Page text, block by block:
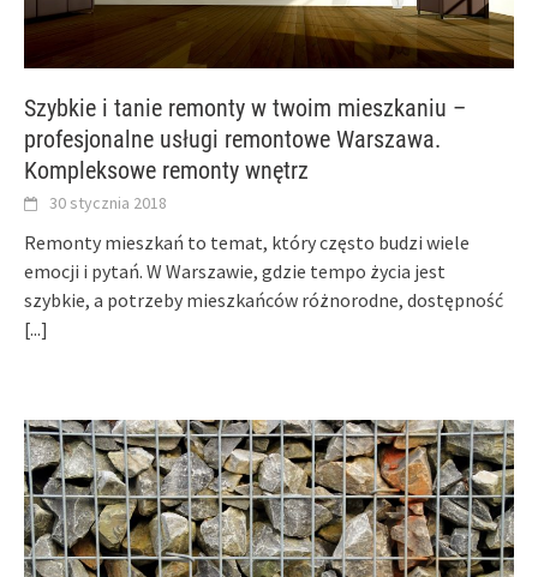
Szybkie i tanie remonty w twoim mieszkaniu –
profesjonalne usługi remontowe Warszawa.
Kompleksowe remonty wnętrz
30 stycznia 2018
Remonty mieszkań to temat, który często budzi wiele
emocji i pytań. W Warszawie, gdzie tempo życia jest
szybkie, a potrzeby mieszkańców różnorodne, dostępność
[...]